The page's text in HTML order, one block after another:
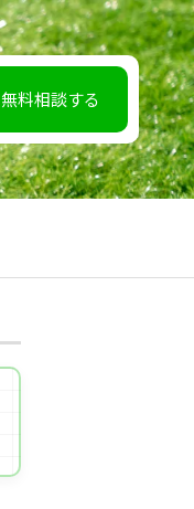
無料相談する